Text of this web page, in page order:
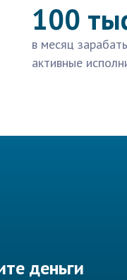
100
в месяц
активные
деньги